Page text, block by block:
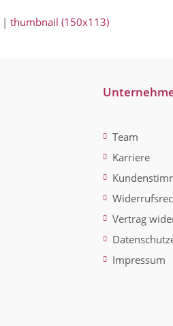
|thumbnail (150x113)
Team
Karriere
Vertrag
Impressum